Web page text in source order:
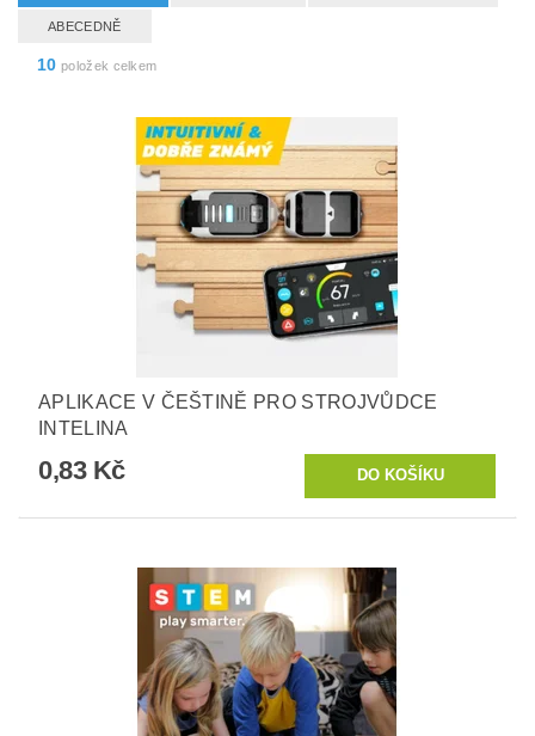
ABECEDNĚ
10 položek celkem
APLIKACE V ČEŠTINĚ PRO STROJVŮDCE
INTELINA
0,83 Kč